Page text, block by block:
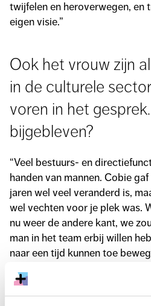
twijfelen en heroverwegen, en
eigen visie.”
Ook het vrouw zijn
in de culturele
voren in het
bijgebleven?
“Veel bestuurs- en
handen van mannen. Cobie
jaren wel veel veranderd is,
wel vechten voor je plek was.
nu weer de andere kant, we
man in het team erbij willen
naar een tijd kunnen toe
eigenschappen van mensen in
maken in
. Het zou
kunnen kijken hoe we elkaar